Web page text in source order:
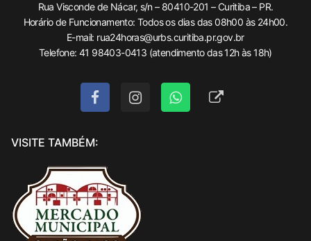
Rua Visconde de Nácar, s/n – 80410-201 – Curitiba – PR.
Horário de Funcionamento: Todos os dias das 08h00 às 24h00.
E-mail: rua24horas@urbs.curitiba.pr.gov.br
Telefone: 41 98403-0413 (atendimento das 12h às 18h)
VISITE TAMBÉM: